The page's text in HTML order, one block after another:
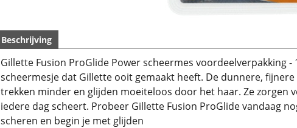
Beschrijving
Gillette Fusion ProGlide Power scheermes voordeelverpakking
scheermesje dat Gillette ooit gemaakt heeft. De dunnere,
trekken minder en glijden moeiteloos door het haar. Ze zorgen
iedere dag scheert. Probeer Gillette Fusion ProGlide vandaag
scheren en begin je met glijden